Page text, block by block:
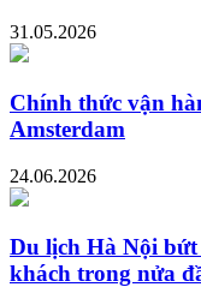
31.05.2026
Chính thức vận
Amsterdam
24.06.2026
Du lịch Hà Nội
khách trong nửa